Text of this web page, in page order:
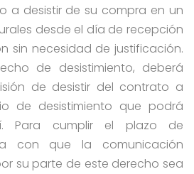
a desistir de su compra en un
desde el día de recepción
sin necesidad de justificación.
de desistimiento, deberá
de desistir del contrato a
de desistimiento que podrá
Para cumplir el plazo de
con que la comunicación
su parte de este derecho sea